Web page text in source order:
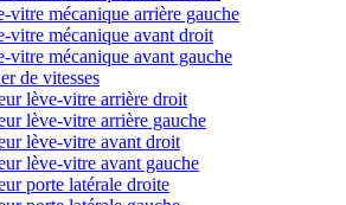
vitre mécanique arrière gauche
vitre mécanique avant droit
vitre mécanique avant gauche
de vitesses
lève-vitre arrière droit
lève-vitre arrière gauche
lève-vitre avant droit
lève-vitre avant gauche
porte latérale droite